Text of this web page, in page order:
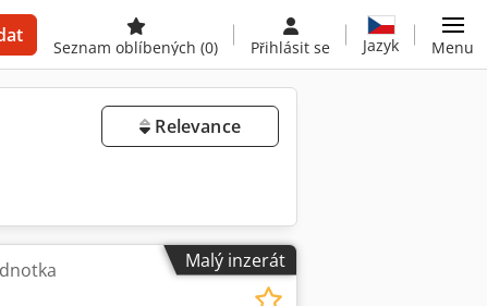
Seznam oblíbených (0) Přihlásit se Jazyk Menu
Relevance
Malý inzerát